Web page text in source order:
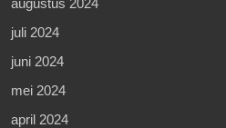
juli 2024
juni 2024
mei 2024
april 2024